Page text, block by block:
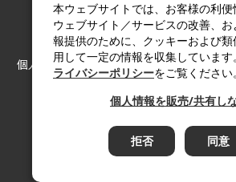
個人情報の取り扱い サイトのご利用にあ
Copyright (c) Paloma Co., LTD. All
本ウェブサイトでは、お客様の利
ウェブサイト／サービスの改善、
報提供のために、クッキーおよび
用して一定の情報を収集していま
ライバシーポリシーをご覧ください。
個人情報を販売/共有し
拒否 同意